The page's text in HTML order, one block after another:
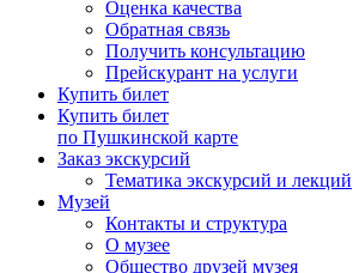
Оценка качества
Обратная связь
Получить консультацию
Прейскурант на услуги
Купить билет
Купить билет
по Пушкинской карте
Заказ экскурсий
Тематика экскурсий и лекций
Музей
Контакты и структура
О музее
Общество друзей музея